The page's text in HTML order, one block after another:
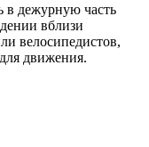
в дежурную часть
вблизи
велосипедистов,
движения.